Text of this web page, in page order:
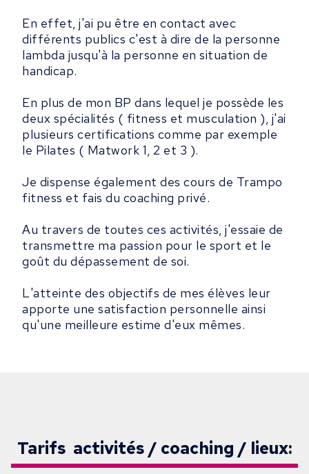
En effet, j'ai pu être en contact avec
différents publics c'est à dire de la personne
lambda jusqu'à la personne en situation de
handicap.
En plus de mon BP dans lequel je possède les
deux spécialités ( fitness et musculation ), j'ai
plusieurs certifications comme par exemple
le Pilates ( Matwork 1, 2 et 3 ).
Je dispense également des cours de Trampo
fitness et fais du coaching privé.
Au travers de toutes ces activités, j'essaie de
transmettre ma passion pour le sport et le
goût du dépassement de soi.
L'atteinte des objectifs de mes élèves leur
apporte une satisfaction personnelle ainsi
qu'une meilleure estime d'eux mêmes.
Tarifs activités / coaching / lieux: